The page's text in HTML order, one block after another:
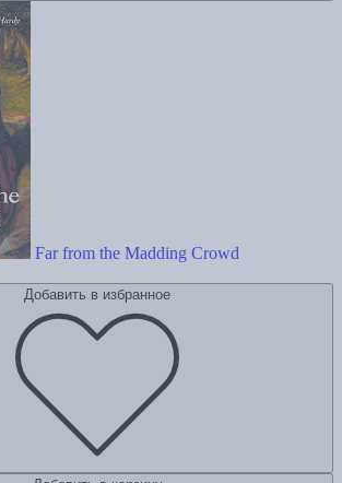
Far from the Madding Crowd
Добавить в избранное